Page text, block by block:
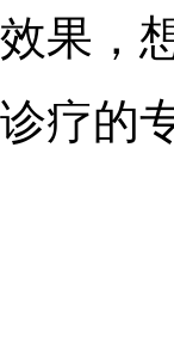
果，
疗的